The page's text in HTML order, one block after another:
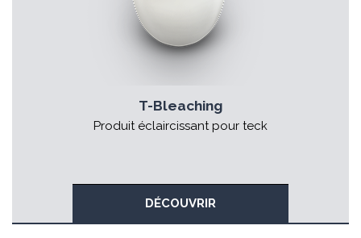
T-Bleaching
Produit éclaircissant pour teck
DÉCOUVRIR